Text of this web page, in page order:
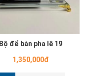
Bộ để bàn pha lê 19
1,350,000đ